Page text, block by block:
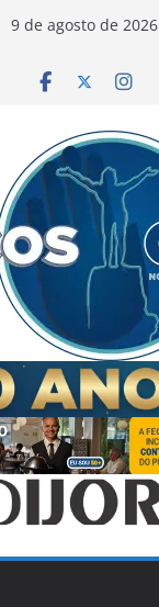
9 de agosto de 2026